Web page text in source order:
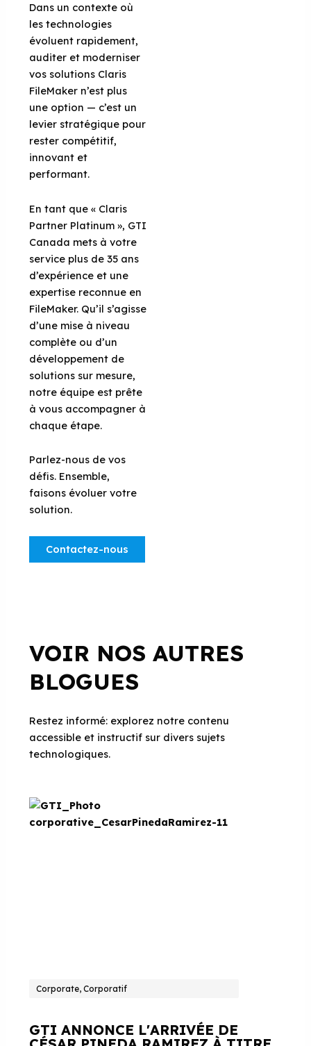
Dans un contexte où
les technologies
évoluent rapidement,
auditer et moderniser
vos solutions Claris
FileMaker n’est plus
une option — c’est un
levier stratégique pour
rester compétitif,
innovant et
performant.
En tant que « Claris
Partner Platinum », GTI
Canada mets à votre
service plus de 35 ans
d’expérience et une
expertise reconnue en
FileMaker. Qu’il s’agisse
d’une mise à niveau
complète ou d’un
développement de
solutions sur mesure,
notre équipe est prête
à vous accompagner à
chaque étape.
Parlez-nous de vos
défis. Ensemble,
faisons évoluer votre
solution.
Contactez-nous
VOIR NOS AUTRES
BLOGUES
Restez informé: explorez notre contenu
accessible et instructif sur divers sujets
technologiques.
Corporate, Corporatif
GTI ANNONCE L'ARRIVÉE DE